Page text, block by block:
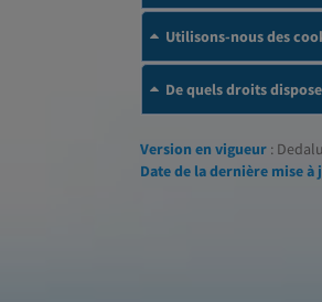
Utilisons-nous des
De quels droits
Version en vigueur :
Date de la dernière mise à